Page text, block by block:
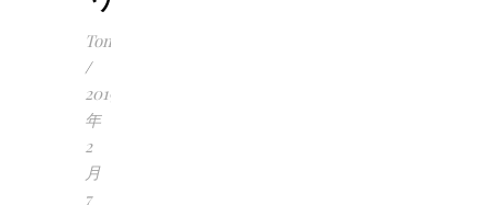
Tomoko
/
2019
年
2
月
7